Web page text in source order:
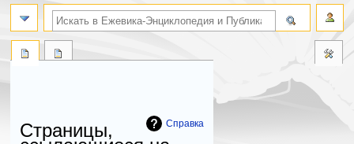
Справка
Страницы,
поиск по словам